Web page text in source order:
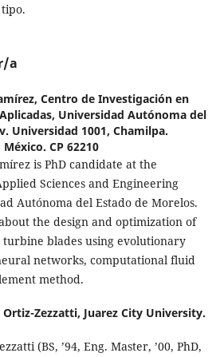
a
Centro de Investigación en
Universidad Autónoma del
Universidad 1001, Chamilpa.
CP 62210
is PhD candidate at the
Sciences and Engineering
Autónoma del Estado de Morelos.
the design and optimization of
turbine blades using evolutionary
networks, computational fluid
method.
Zezzatti, Juarez City University.
(BS, ’94, Eng. Master, ’00, PhD,